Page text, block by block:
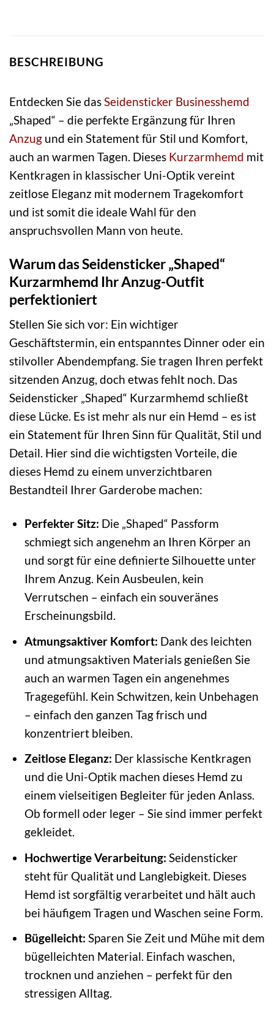
BESCHREIBUNG
Entdecken Sie das Seidensticker Businesshemd
„Shaped“ – die perfekte Ergänzung für Ihren
Anzug und ein Statement für Stil und Komfort,
auch an warmen Tagen. Dieses Kurzarmhemd mit
Kentkragen in klassischer Uni-Optik vereint
zeitlose Eleganz mit modernem Tragekomfort
und ist somit die ideale Wahl für den
anspruchsvollen Mann von heute.
Warum das Seidensticker „Shaped“
Kurzarmhemd Ihr Anzug-Outfit
perfektioniert
Stellen Sie sich vor: Ein wichtiger
Geschäftstermin, ein entspanntes Dinner oder ein
stilvoller Abendempfang. Sie tragen Ihren perfekt
sitzenden Anzug, doch etwas fehlt noch. Das
Seidensticker „Shaped“ Kurzarmhemd schließt
diese Lücke. Es ist mehr als nur ein Hemd – es ist
ein Statement für Ihren Sinn für Qualität, Stil und
Detail. Hier sind die wichtigsten Vorteile, die
dieses Hemd zu einem unverzichtbaren
Bestandteil Ihrer Garderobe machen:
Perfekter Sitz: Die „Shaped“ Passform
schmiegt sich angenehm an Ihren Körper an
und sorgt für eine definierte Silhouette unter
Ihrem Anzug. Kein Ausbeulen, kein
Verrutschen – einfach ein souveränes
Erscheinungsbild.
Atmungsaktiver Komfort: Dank des leichten
und atmungsaktiven Materials genießen Sie
auch an warmen Tagen ein angenehmes
Tragegefühl. Kein Schwitzen, kein Unbehagen
– einfach den ganzen Tag frisch und
konzentriert bleiben.
Zeitlose Eleganz: Der klassische Kentkragen
und die Uni-Optik machen dieses Hemd zu
einem vielseitigen Begleiter für jeden Anlass.
Ob formell oder leger – Sie sind immer perfekt
gekleidet.
Hochwertige Verarbeitung: Seidensticker
steht für Qualität und Langlebigkeit. Dieses
Hemd ist sorgfältig verarbeitet und hält auch
bei häufigem Tragen und Waschen seine Form.
Bügelleicht: Sparen Sie Zeit und Mühe mit dem
bügelleichten Material. Einfach waschen,
trocknen und anziehen – perfekt für den
stressigen Alltag.